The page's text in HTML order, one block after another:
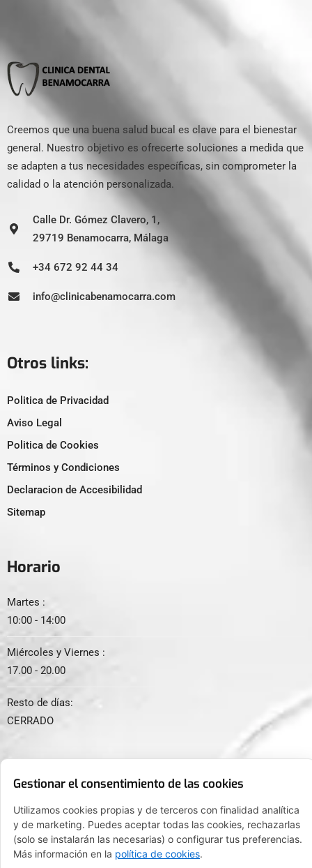
Creemos que una buena salud bucal es clave para el bienestar
general. Nuestro objetivo es ofrecerte soluciones a medida que
se adapten a tus necesidades específicas, sin comprometer la
calidad o la atención personalizada.
Calle Dr. Gómez Clavero, 1,
29719 Benamocarra, Málaga
+34 672 92 44 34
info@clinicabenamocarra.com
Otros links:
Politica de Privacidad
Aviso Legal
Politica de Cookies
Términos y Condiciones
Declaracion de Accesibilidad
Sitemap
Horario
Martes :
10:00 - 14:00
Miércoles y Viernes :
17.00 - 20.00
Resto de días:
CERRADO
© 2024. Todos los derechos reservados.
FINANCIADO POR LA UNIÓN EUROPEA CON EL PROGRAMA KIT
Gestionar el consentimiento de las cookies
Utilizamos cookies propias y de terceros con finalidad analítica
y de marketing. Puedes aceptar todas las cookies, rechazarlas
(solo se instalarán las necesarias) o configurar tus preferencias.
Más información en la política de cookies.